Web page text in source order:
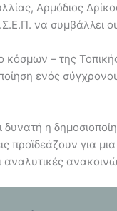
Αρμόδιος
να συμβάλλει
– της Τοπικής
ενός
η
προϊδεάζουν για